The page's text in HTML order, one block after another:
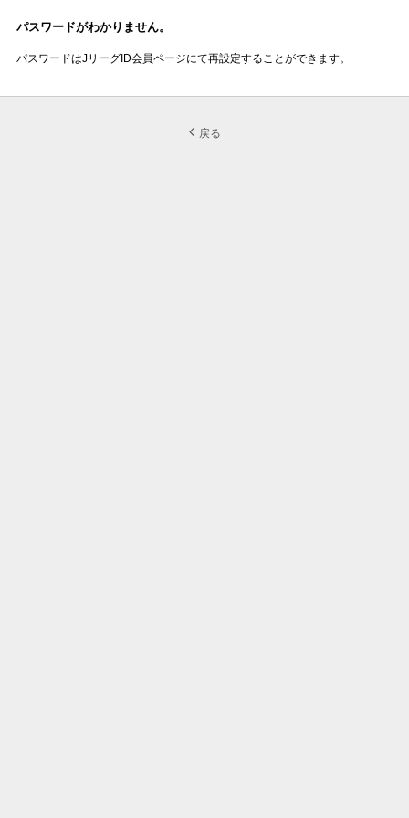
パスワードがわかりません。
パスワードはJリーグID会員ページにて再設定することができます。
戻る